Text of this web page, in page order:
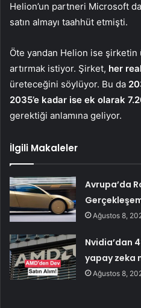
Helion’un partneri Microsoft
satın almayı taahhüt etmişti.
Öte yandan Helion ise şirketin
artırmak istiyor. Şirket, her
üreteceğini söylüyor. Bu da
2035’e kadar ise ek olarak
gerektiği anlamına geliyor.
İlgili Makaleler
Avrupa’da
Ağustos 8,
Nvidia’dan
yapay zeka
Ağustos 8,